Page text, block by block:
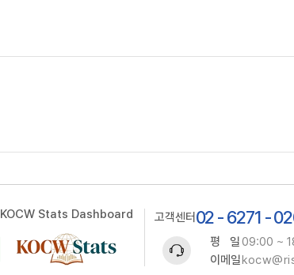
KOCW Stats Dashboard 고객센터 02 - 6271 -
평 일09:00 ~
이메일